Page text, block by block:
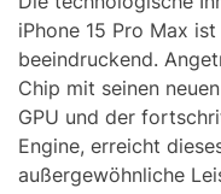
iPhone 15 Pro Max
beeindruckend.
Chip mit seinen
GPU und der
Engine, erreicht
außergewöhnliche